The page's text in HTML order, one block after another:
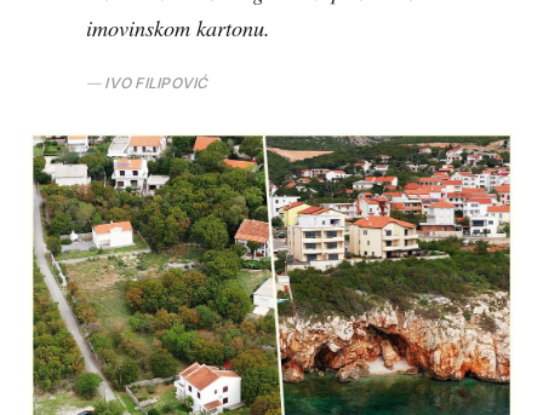
imovinskom kartonu.
IVO FILIPOVIĆ